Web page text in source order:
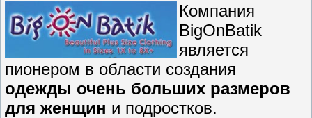
Компания
BigOnBatik
является
пионером в области создания
одежды очень больших размеров
для женщин и подростков.